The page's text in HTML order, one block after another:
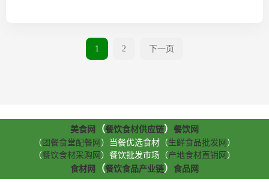
1 2 下一页
美食网 （餐饮食材供应链）
餐饮网
（ 团餐食堂配餐网 ）当餐优选食材（生鲜食品批发网 ）
（餐饮食材采购网 ）餐饮批发市场（产地食材直销网 ）
食材网
（餐饮食品产业链） 食品网